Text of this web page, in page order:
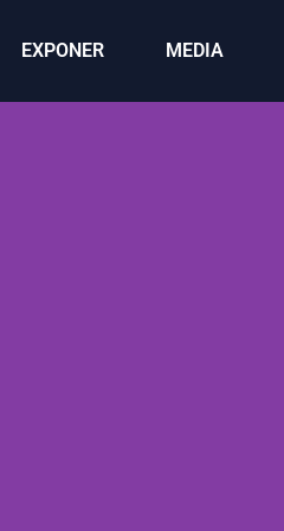
EXPONER MEDIA